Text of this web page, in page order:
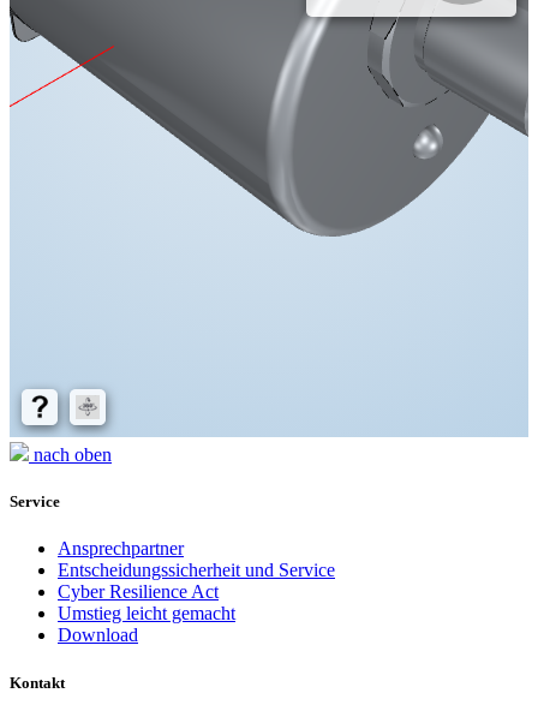
nach oben
Service
Ansprechpartner
Entscheidungssicherheit und Service
Cyber Resilience Act
Umstieg leicht gemacht
Download
Kontakt